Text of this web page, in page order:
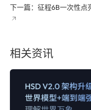
下一篇：征程6B一次性点
相关资讯